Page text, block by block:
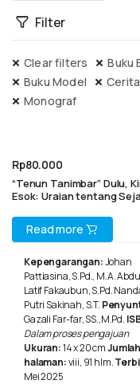
Filter
Clear filters Buku
Buku Model
Monograf
Rp80.000
“Tenun Tanimbar” Dulu,
Esok: Uraian tentang
di Tengah Pusaran Arus
Perubahan Zaman
Read more
Kepengarangan:Johan
Pattiasina, S.Pd., M.A.
Latif Fakaubun, S.Pd.
Putri Sakinah, S.T.
Gazali Far-far, SS.,M.Pd.
Dalam proses pengajuan
Ukuran:14 x 20 cmJumlah
halaman:viii, 91 hlm.
Mei 2025